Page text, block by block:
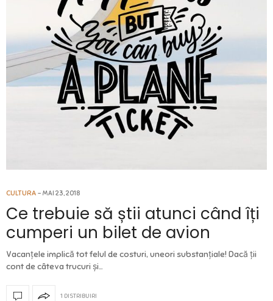
CULTURA MAI 23, 2018
Ce trebuie să știi atunci când îți
cumperi un bilet de avion
Vacanțele implică tot felul de costuri, uneori substanțiale! Dacă ții
cont de câteva trucuri și…
1 DISTRIBUIRI